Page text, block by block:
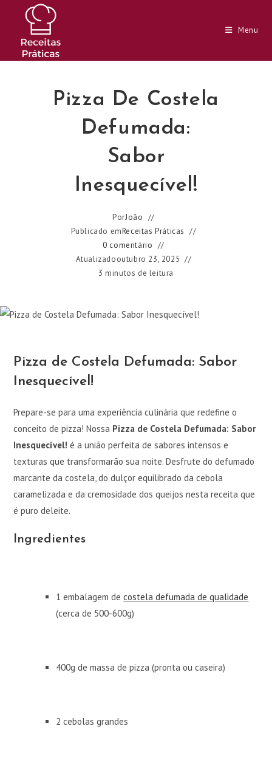
conteúdo
Menu
Pizza De Costela
Defumada:
Sabor
Inesquecível!
PorJoão
Publicado emReceitas Práticas
0 comentário
Atualizadooutubro 23, 2025
3 minutos de leitura
Pizza de Costela Defumada: Sabor
Inesquecível!
Prepare-se para uma experiência culinária que redefine o
conceito de pizza! Nossa Pizza de Costela Defumada: Sabor
Inesquecível! é a união perfeita de sabores intensos e
texturas que transformarão sua noite. Desfrute do defumado
marcante da costela, do dulçor equilibrado da cebola
caramelizada e da cremosidade dos queijos nesta receita que
é puro deleite.
Ingredientes
1 embalagem decostela defumada de qualidade
(cerca de 500-600g)
400g de massa de pizza (pronta ou caseira)
2 cebolas grandes